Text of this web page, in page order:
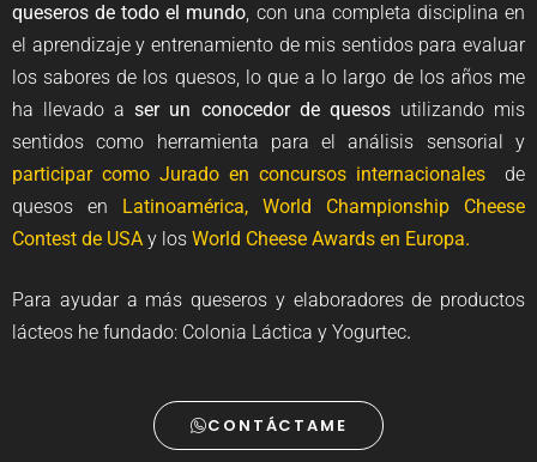
queseros de todo el mundo, con una completa disciplina en
el aprendizaje y entrenamiento de mis sentidos para evaluar
los sabores de los quesos, lo que a lo largo de los años me
ha llevado aser un conocedor de quesosutilizando mis
sentidos como herramienta para el análisis sensorial y
participar como Jurado en concursos internacionales de
quesos en Latinoamérica, World Championship Cheese
Contest de USA y los World Cheese Awards en Europa.
Para ayudar a más queseros y elaboradores de productos
lácteos he fundado: Colonia Láctica y Yogurtec.
CONTÁCTAME